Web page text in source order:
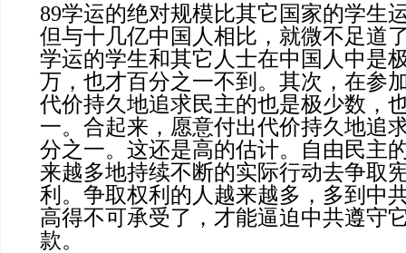
89学运的绝对规模比其它国家的学生
但与十几亿中国人相比，就微不足道
学运的学生和其它人士在中国人中是
万，也才百分之一不到。其次，在参
代价持久地追求民主的也是极少数，
一。合起来，愿意付出代价持久地追
分之一。这还是高的估计。自由民主
来越多地持续不断的实际行动去争取
利。争取权利的人越来越多，多到中
高得不可承受了，才能逼迫中共遵守
款。